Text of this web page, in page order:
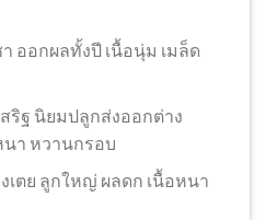
ออกผลทั้งปี เนื้อนุ่ม เมล็ด
ริฐ นิยมปลูกส่งออกต่าง
นา หวานกรอบ
ตย ลูกใหญ่ ผลดก เนื้อหนา